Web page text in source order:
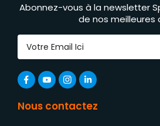
Abonnez-vous à la newsletter
de nos meilleures
Nous contactez